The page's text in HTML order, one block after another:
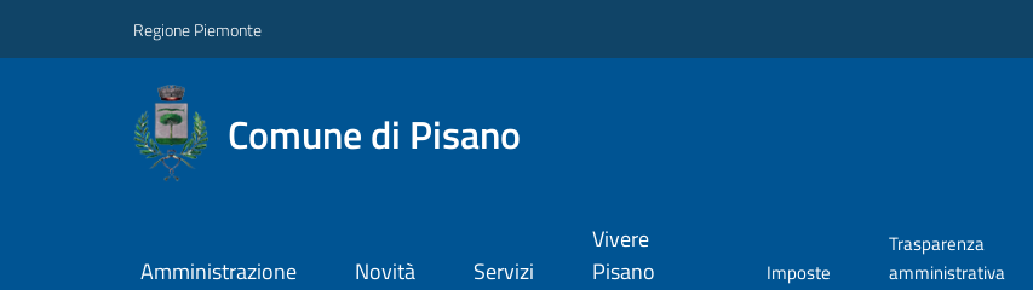
Regione Piemonte
Comune di Pisano
Amministrazione Novità Servizi
Vivere
Pisano
Imposte
Trasparenza
amministrativa